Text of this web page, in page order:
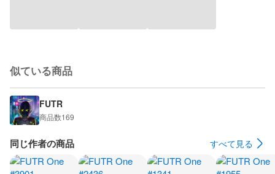
似ている商品
FUTR
商品数169
同じ作者の商品 すべて見る